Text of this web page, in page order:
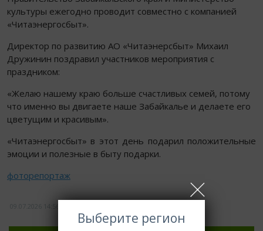
Выберите регион
культуры ежегодно проводит совместно с компанией
«Читаэнергосбыт».
Директор по развитию АО «Читаэнерсбыт» Михаил
Дружинин поздравил участников мероприятия с
праздником:
«Желаю нашему краю больше счастливых семей, потому
что именно вы двигаете наше Забайкалье и делаете его
цветущим и красивым».
«Читаэнергосбыт» в этот день подарил положительные
эмоции и полезные в быту подарки.
фоторепортаж